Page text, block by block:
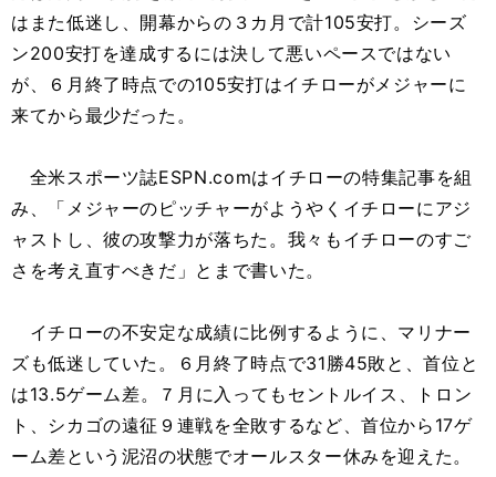
はまた低迷し、開幕からの３カ月で計105安打。シーズ
ン200安打を達成するには決して悪いペースではない
が、６月終了時点での105安打はイチローがメジャーに
来てから最少だった。
全米スポーツ誌ESPN.comはイチローの特集記事を組
み、「メジャーのピッチャーがようやくイチローにアジ
ャストし、彼の攻撃力が落ちた。我々もイチローのすご
さを考え直すべきだ」とまで書いた。
イチローの不安定な成績に比例するように、マリナー
ズも低迷していた。６月終了時点で31勝45敗と、首位と
は13.5ゲーム差。７月に入ってもセントルイス、トロン
ト、シカゴの遠征９連戦を全敗するなど、首位から17ゲ
ーム差という泥沼の状態でオールスター休みを迎えた。